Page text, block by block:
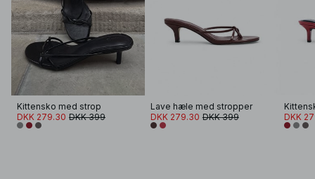
Kittensko med strop
DKK 279.30 DKK 399
Lave hæle med stropper
DKK 279.30 DKK 399
DKK